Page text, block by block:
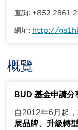
查詢: +852 2861
網址: http://
概覽
BUD 基金申請分
自2012年6月起
展品牌、升級轉